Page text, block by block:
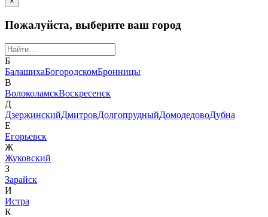
Пожалуйста, выберите ваш город
Б
БалашихаБогородскомБронницы
В
ВолоколамскВоскресенск
Д
ДзержинскийДмитровДолгопрудныйДомодедовоДубна
Е
Егорьевск
Ж
Жуковский
З
Зарайск
И
Истра
К